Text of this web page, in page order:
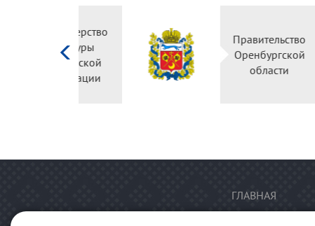
Министерство
культуры
Российской
федерации
ГЛАВНАЯ